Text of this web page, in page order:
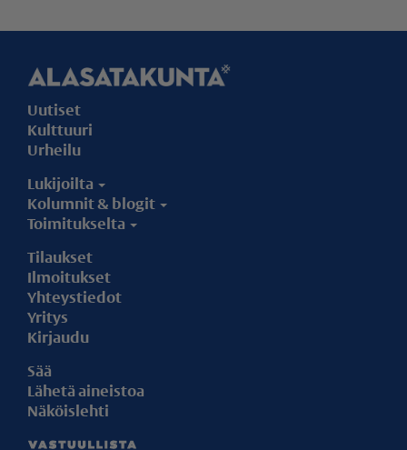
Uutiset
Kulttuuri
Urheilu
Lukijoilta
Kolumnit & blogit
Toimitukselta
Tilaukset
Ilmoitukset
Yhteystiedot
Yritys
Kirjaudu
Sää
Lähetä aineistoa
Näköislehti